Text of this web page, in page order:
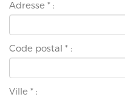
Adresse * :
Code postal * :
Ville * :